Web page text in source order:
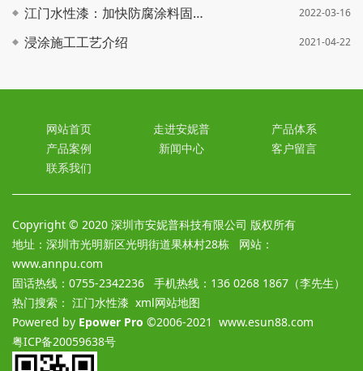
江门水性漆：加快防腐涂料固化时间的方法 2022-03-16
浸涂施工工艺介绍 2021-04-22
网站首页 走进安妮普
产品体系
产品案例
新闻中心
客户留言
联系我们
Copyright © 2020 深圳市安妮普科技有限公司 版权所有
地址：深圳市光明新区光明街道果林村28栋 网站：
www.annpu.com
固话热线：0755-2342236 手机热线：136 0268 1867（李先生）
热门搜索： 江门水性漆 xml网站地图
Powered by Epower Pro ©2006-2021 www.esun88.com
粤ICP备20059638号